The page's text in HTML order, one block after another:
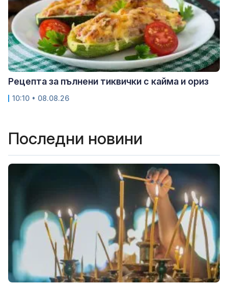
Рецепта за пълнени тиквички с кайма и ориз
10:10 • 08.08.26
Последни новини